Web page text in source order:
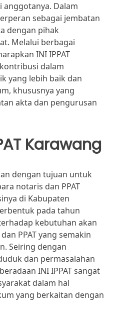
Dalam
sebagai jembatan
dengan pihak
Melalui berbagai
INI IPPAT
dalam
yang lebih baik dan
khususnya yang
akta dan pengurusan
Karawang
dengan tujuan untuk
notaris dan PPAT
di Kabupaten
pada tahun
kebutuhan akan
PPAT yang semakin
Seiring dengan
dan permasalahan
INI IPPAT sangat
dalam hal
yang berkaitan dengan